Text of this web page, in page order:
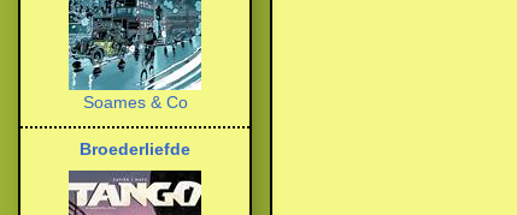
Soames & Co
Broederliefde